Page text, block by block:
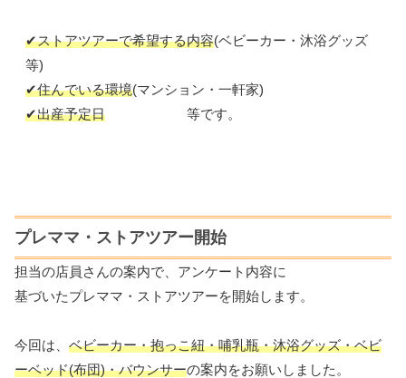
✔ストアツアーで希望する内容(ベビーカー・沐浴グッズ
等)
✔住んでいる環境(マンション・一軒家)
✔出産予定日 等です。
プレママ・ストアツアー開始
担当の店員さんの案内で、アンケート内容に
基づいたプレママ・ストアツアーを開始します。
今回は、 ベビーカー・抱っこ紐・哺乳瓶・沐浴グッズ・ベビ
ーベッド(布団)・バウンサーの案内をお願いしました。